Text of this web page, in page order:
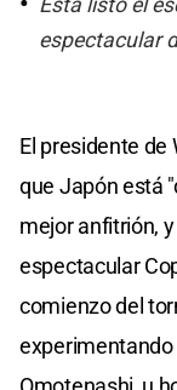
espectacular
El presidente de
que Japón está
mejor anfitrión,
espectacular
comienzo del